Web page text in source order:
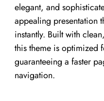
elegant, and
appealing presentation
instantly. Built with
this theme is optimized
guaranteeing a faster
navigation.